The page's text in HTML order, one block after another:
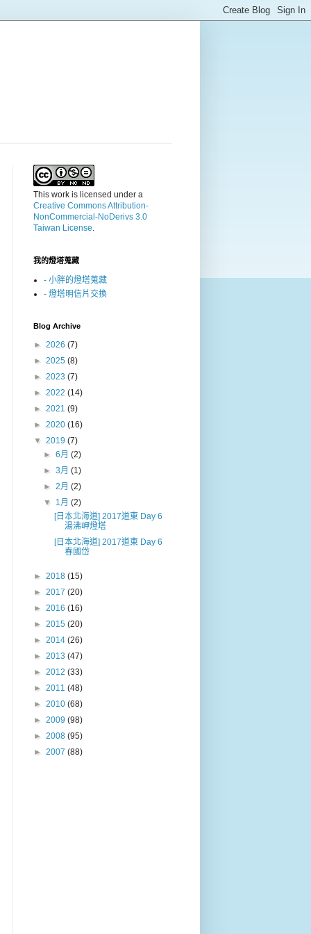
This work is licensed under a
Creative Commons Attribution-
NonCommercial-NoDerivs 3.0
Taiwan License.
我的燈塔蒐藏
- 小胖的燈塔蒐藏
- 燈塔明信片交換
Blog Archive
► 2026 (7)
► 2025 (8)
► 2023 (7)
► 2022 (14)
► 2021 (9)
► 2020 (16)
▼ 2019 (7)
►6月(2)
►3月(1)
►2月(2)
▼ 1月(2)
[日本北海道] 2017道東 Day 6
湯沸岬燈塔
[日本北海道] 2017道東 Day 6
春國岱
► 2018 (15)
► 2017 (20)
► 2016 (16)
► 2015 (20)
► 2014 (26)
► 2013 (47)
► 2012 (33)
► 2011 (48)
► 2010 (68)
► 2009 (98)
► 2008 (95)
► 2007 (88)